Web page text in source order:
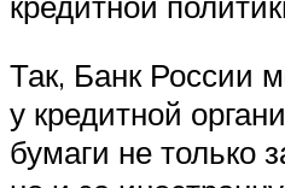
Так, Банк России
у кредитной
бумаги не только